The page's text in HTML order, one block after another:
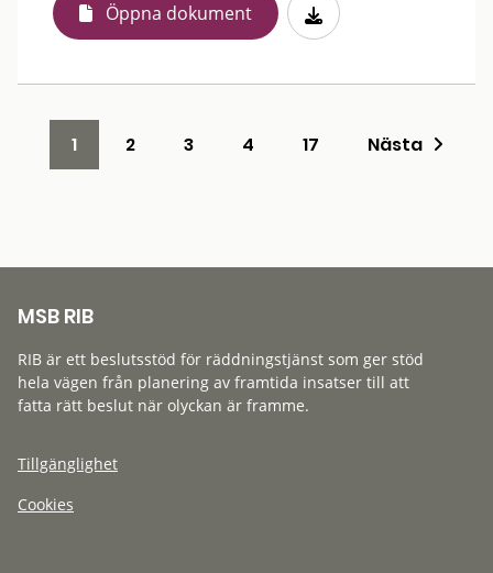
Öppna dokument
1 2 3 4 17 Nästa
MSB RIB
RIB är ett beslutsstöd för räddningstjänst som ger stöd
hela vägen från planering av framtida insatser till att
fatta rätt beslut när olyckan är framme.
Tillgänglighet
Cookies